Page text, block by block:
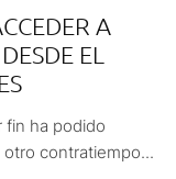
A
EL
fin ha podido
contratiempo...